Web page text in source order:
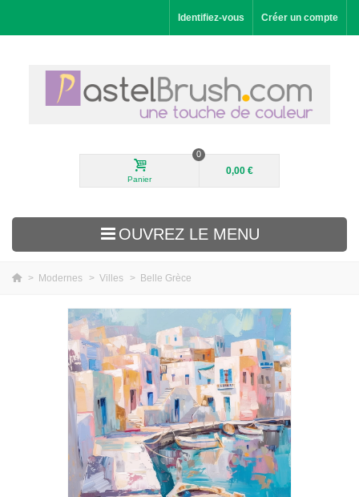
Identifiez-vous Créer un compte
Panier
0
0,00 €
OUVREZ LE MENU
> Modernes > Villes > Belle Grèce